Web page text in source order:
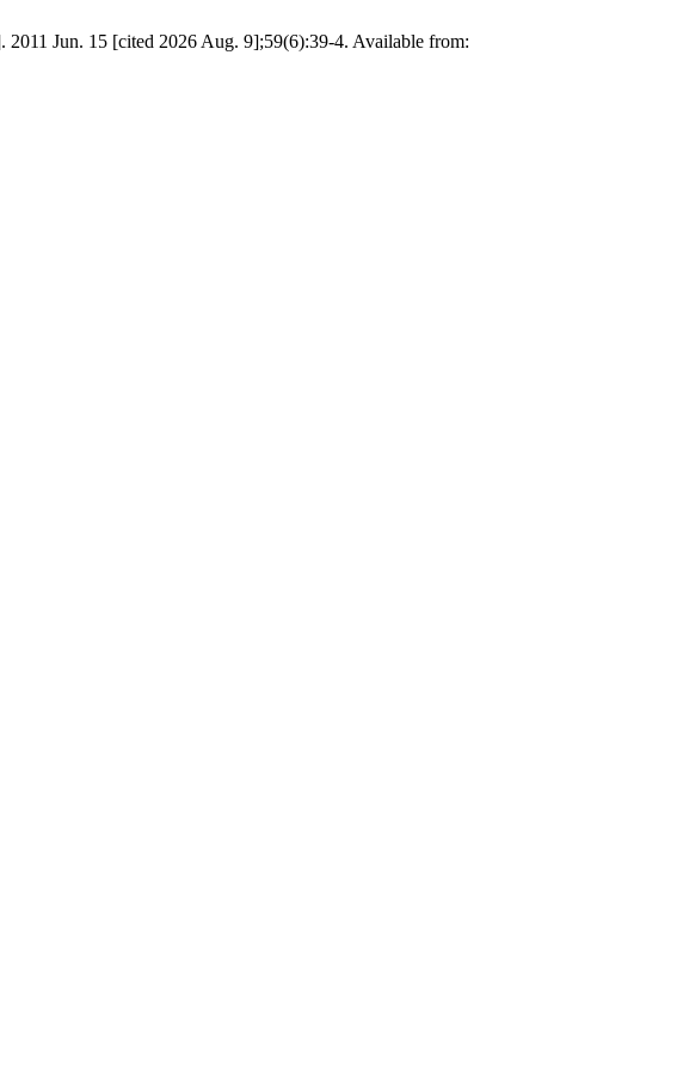
2011 Jun. 15 [cited 2026 Aug. 9];59(6):39-4. Available from: